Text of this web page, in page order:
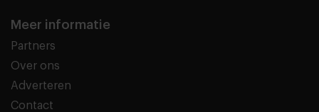
Meer informatie
Partners
Over ons
Adverteren
Contact